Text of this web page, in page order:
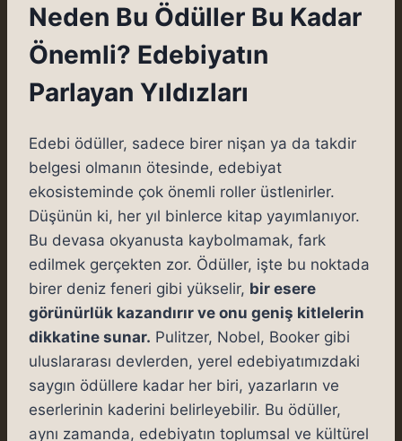
Neden Bu Ödüller Bu Kadar
Önemli? Edebiyatın
Parlayan Yıldızları
Edebi ödüller, sadece birer nişan ya da takdir
belgesi olmanın ötesinde, edebiyat
ekosisteminde çok önemli roller üstlenirler.
Düşünün ki, her yıl binlerce kitap yayımlanıyor.
Bu devasa okyanusta kaybolmamak, fark
edilmek gerçekten zor. Ödüller, işte bu noktada
birer deniz feneri gibi yükselir, bir esere
görünürlük kazandırır ve onu geniş kitlelerin
dikkatine sunar. Pulitzer, Nobel, Booker gibi
uluslararası devlerden, yerel edebiyatımızdaki
saygın ödüllere kadar her biri, yazarların ve
eserlerinin kaderini belirleyebilir. Bu ödüller,
aynı zamanda, edebiyatın toplumsal ve kültürel